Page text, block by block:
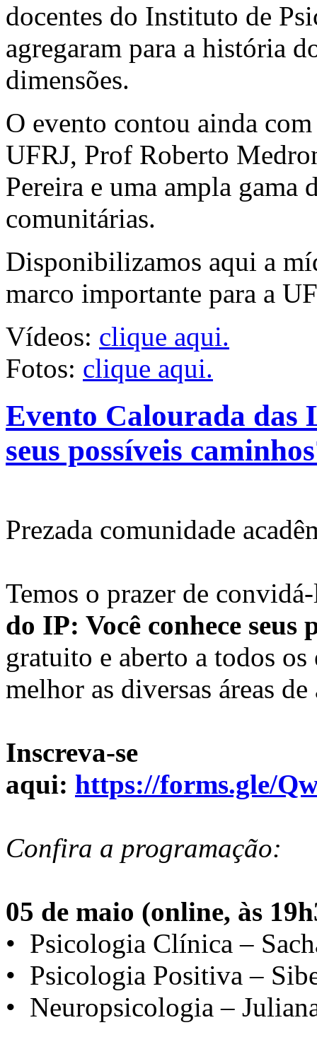
docentes do Instituto de
agregaram para a história
dimensões.
O evento contou ainda
UFRJ, Prof Roberto
Pereira e uma ampla gama
comunitárias.
Disponibilizamos aqui a
marco importante para a
Vídeos: clique aqui.
Fotos: clique aqui.
Evento Calourada das
seus possíveis
Prezada comunidade
Temos o prazer de
do IP: Você conhece seus
gratuito e aberto a todos os
melhor as diversas áreas
Inscreva-se
aqui: https://forms.gle/
Confira a programação:
05 de maio (online, às
•⁠ ⁠Psicologia Clínica –
•⁠ ⁠Psicologia Positiva –
•⁠ ⁠Neuropsicologia –